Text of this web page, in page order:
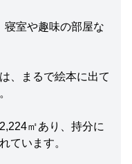
寝室や趣味の部屋な
、まるで絵本に出て
㎡あり、持分に
ています。